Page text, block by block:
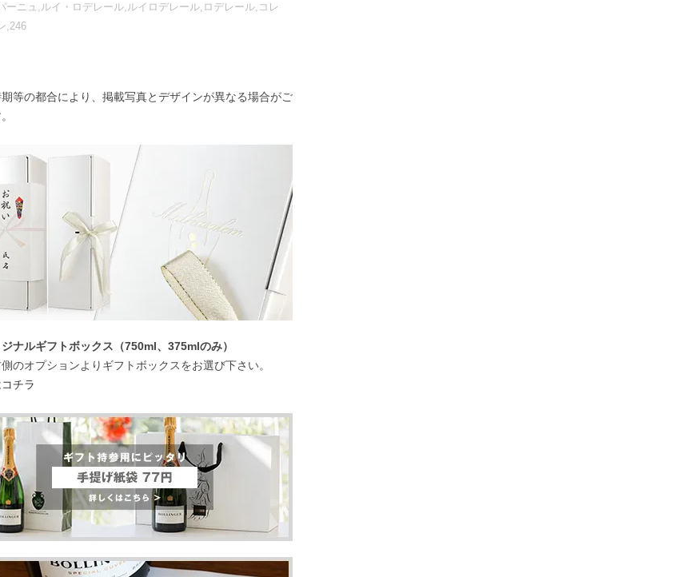
ーニュ,ルイ・ロデレール,ルイロデレール,ロデレール,コレ
,246
等の都合により、掲載写真とデザインが異なる場合がご
ナルギフトボックス（750ml、375mlのみ）
のオプションよりギフトボックスをお選び下さい。
チラ